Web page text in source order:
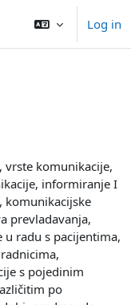
Log in
vrste komunikacije,
informiranje I
komunikacijske
prevladavanja,
u radu s pacijentima,
s pojedinim
po